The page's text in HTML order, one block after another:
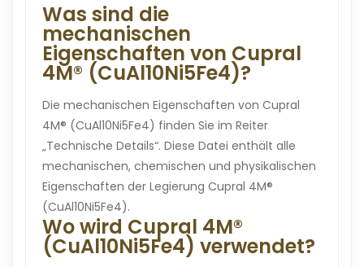
Was sind die
mechanischen
Eigenschaften von Cupral
4M® (CuAl10Ni5Fe4)?
Die mechanischen Eigenschaften von Cupral
4M® (CuAl10Ni5Fe4) finden Sie im Reiter
„Technische Details“. Diese Datei enthält alle
mechanischen, chemischen und physikalischen
Eigenschaften der Legierung Cupral 4M®
(CuAl10Ni5Fe4).
Wo wird Cupral 4M®
(CuAl10Ni5Fe4) verwendet?